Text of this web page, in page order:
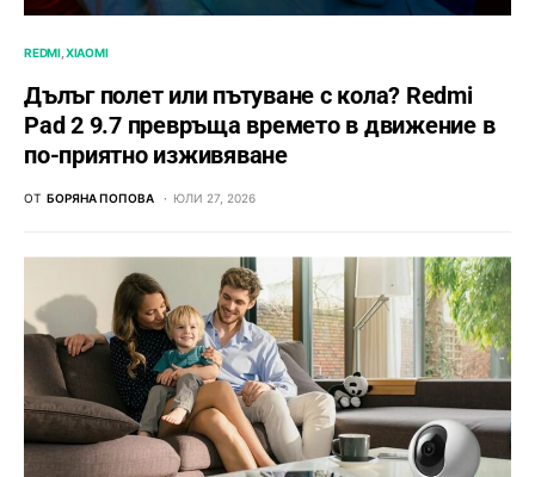
REDMI XIAOMI
Дълъг полет или пътуване с кола? Redmi
Pad 2 9.7 превръща времето в движение в
по-приятно изживяване
ОТ БОРЯНА ПОПОВА ЮЛИ 27, 2026